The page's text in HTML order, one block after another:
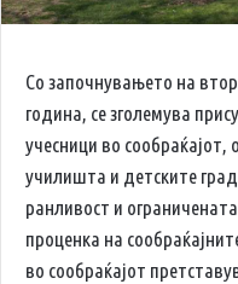
Со започнувањето на
година, се зголемува
учесници во сообраќајот,
училишта и детските
ранливост и
проценка на
во сообраќајот